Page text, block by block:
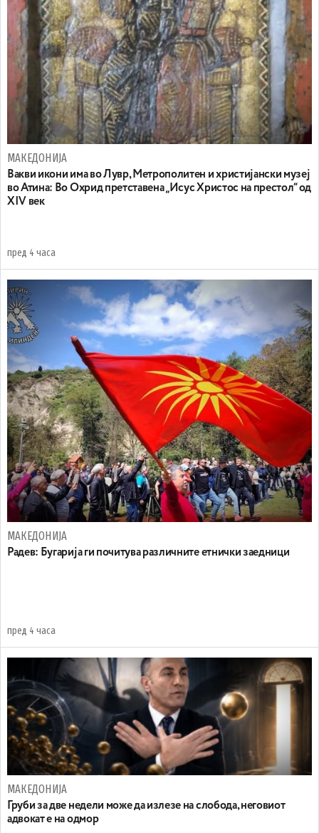
МАКЕДОНИЈА
Вакви икони има во Лувр, Метрополитен и христијански музеј
во Атина: Во Охрид претставена „Исус Христос на престол“ од
XIV век
пред 4 часа
МАКЕДОНИЈА
Радев: Бугарија ги почитува различните етнички заедници
пред 4 часа
МАКЕДОНИЈА
Груби за две недели може да излезе на слобода, неговиот
адвокат е на одмор